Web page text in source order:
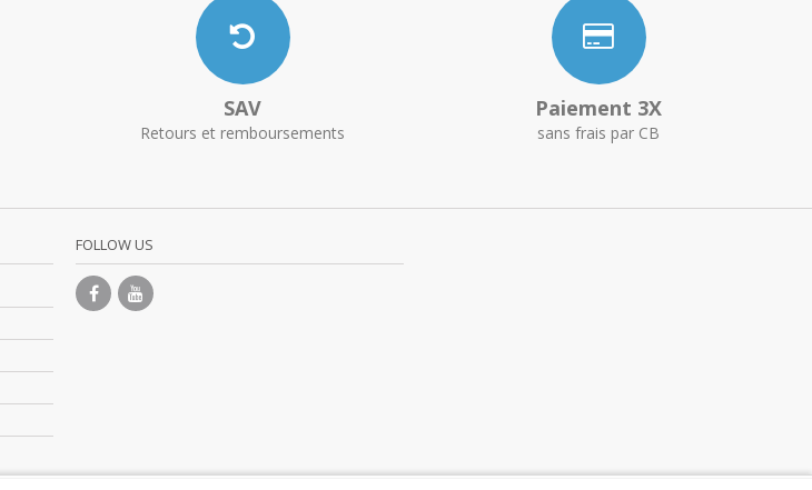
SAV
Retours et remboursements
Paiement 3X
sans frais par CB
FOLLOW US